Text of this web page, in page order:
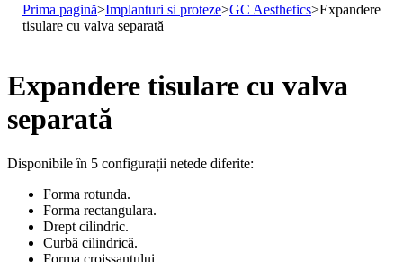
Prima pagină>Implanturi si proteze>GC Aesthetics>Expandere
tisulare cu valva separată
Expandere tisulare cu valva
separată
Disponibile în 5 configurații netede diferite:
Forma rotunda.
Forma rectangulara.
Drept cilindric.
Curbă cilindrică.
Forma croissantului.